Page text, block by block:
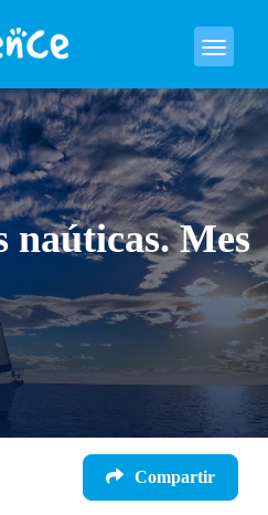
naúticas. Mes
Compartir